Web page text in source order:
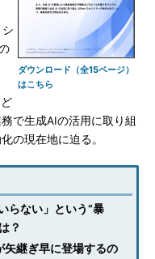
ダウンロード（全15ページ）
はこちら
で生成AIの活用に取り組
の現在地に迫る。
らない」という“暴
？
継ぎ早に登場するの